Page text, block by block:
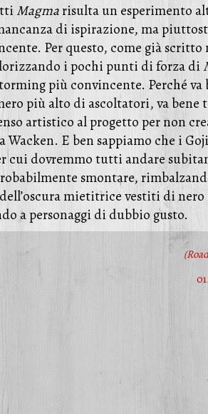
Magmarisulta un esperimento
di ispirazione, ma
Per questo, come già
i pochi punti di forza di
più convincente. Perché va
più alto di ascoltatori, va bene
artistico al progetto per non
Wacken. E ben sappiamo che i
cui dovremmo tutti andare
smontare,
mietitrice vestiti di
a personaggi di dubbio gusto.